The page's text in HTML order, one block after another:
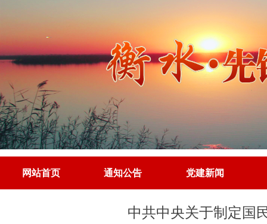
网站首页 通知公告
通知公告
党建新闻
党建新闻
中共中央关于制定国